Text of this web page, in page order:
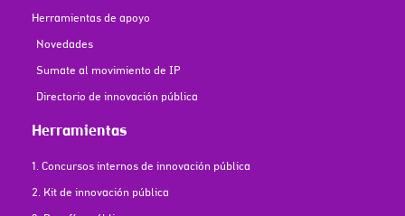
Herramientas de apoyo
Novedades
Sumate al movimiento de IP
Directorio de innovación pública
Herramientas
1. Concursos internos de innovación pública
2. Kit de innovación pública